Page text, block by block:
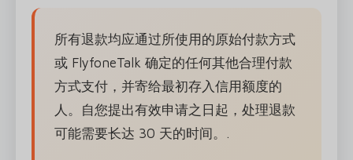
所有退款均应通过所使用的原始付款方式
或 FlyfoneTalk 确定的任何其他合理付款
方式支付，并寄给最初存入信用额度的
人。自您提出有效申请之日起，处理退款
可能需要长达 30 天的时间。.